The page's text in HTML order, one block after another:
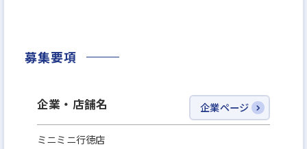
お休み！
募集要項
企業・店舗名 企業ページ
ミニミニ行徳店